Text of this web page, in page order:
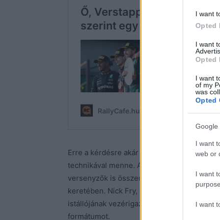
I want
Opted
I want
Opted
I want
of my
was
Opted
Google
I want
web or
I want
I want
Erre a kérdésre akár meg is adhatná a
technikával menne. A kisebb
versenyzők is összemérték a tudásukat
keretében. Nick Fry, aki 2013-ig, Toto
istállójának vezérigazgatói posztját, de a
formátumot.